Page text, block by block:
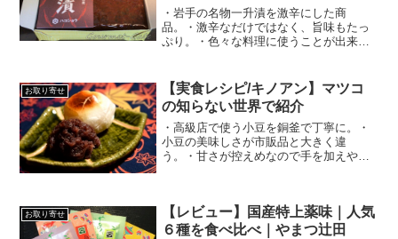
・岩手の名物一升漬を激辛にした商
品。・激辛なだけではなく、旨味もたっ
ぷり。・色々な料理に使うことが出来
お取り寄せ
【実食レシピ/キノアン】マツコ
の知らない世界で紹介
・高級店で使う小豆を銅釜で丁寧に。・
小豆の美味しさが市販品と大きく違
う。・甘さが控えめなので手を加えやす
お取り寄せ
【レビュー】国産特上薬味｜人気
６種を食べ比べ｜やまつ辻田